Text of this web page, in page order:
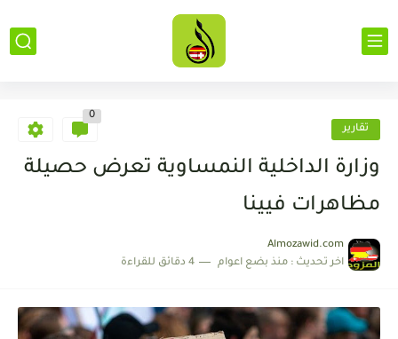
تقارير
0
وزارة الداخلية النمساوية تعرض حصيلة
مظاهرات فيينا
Almozawid.com
اخر تحديث : منذ بضع اعوام 4 دقائق للقراءة